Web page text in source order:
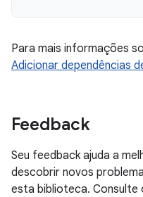
Para mais informações
Adicionar dependências
Feedback
Seu feedback ajuda a
descobrir novos
esta biblioteca. Consulte